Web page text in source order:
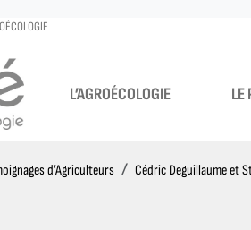
L’AGROÉCOLOGIE LE
d’Agriculteurs Cédric Deguillaume et